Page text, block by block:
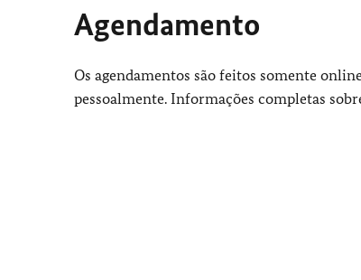
Agendamento
Os agendamentos são feitos somente
pessoalmente. Informações completas